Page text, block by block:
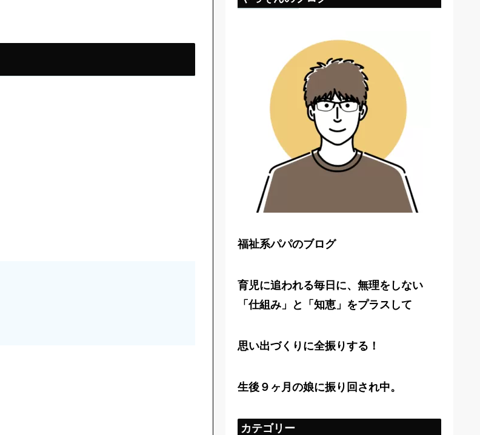
福祉系パパのブログ
育児に追われる毎日に、無理をしない
「仕組み」と「知恵」をプラスして
思い出づくりに全振りする！
生後９ヶ月の娘に振り回され中。
カテゴリー